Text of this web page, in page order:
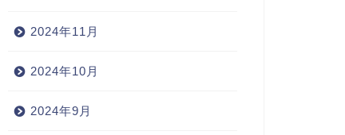
2024年11月
2024年10月
2024年9月